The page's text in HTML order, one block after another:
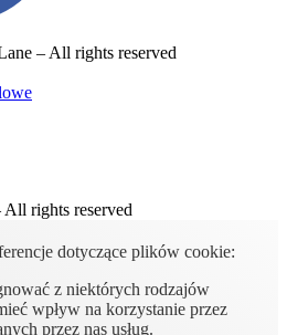
– All rights reserved
rights reserved
dotyczące plików cookie:
z niektórych rodzajów
wpływ na korzystanie przez
przez nas usług.